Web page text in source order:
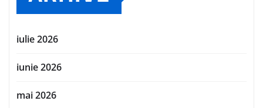
iulie 2026
iunie 2026
mai 2026